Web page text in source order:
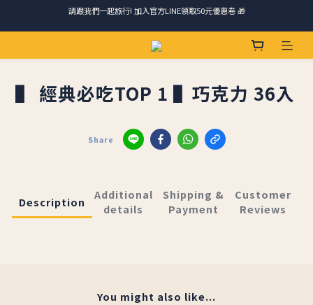
請跟我們一起旅行! 加入官方LINE領取50元優惠卷 🎁
請跟我們一起旅行! 加入官方LINE領取50元優惠卷 🎁
馬踏祥雲添瑞氣，金馬報喜送吉祥 🐎 滿 888 冷凍免運費
請跟我們一起旅行! 加入官方LINE領取50元優惠卷 🎁
▌ 經典必吃TOP 1 ▌巧克力 36入
Share
Description
Additional
details
Shipping &
Payment
Customer
Reviews
You might also like...